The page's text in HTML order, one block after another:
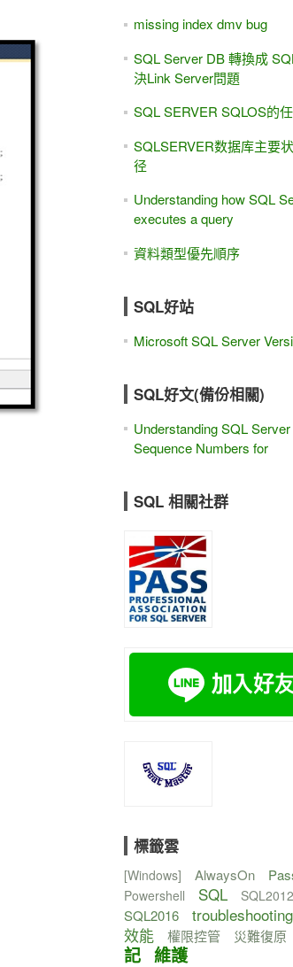
missing index dmv bug
SQL Server DB 轉換成
決Link Server問題
SQL SERVER SQLOS的
SQLSERVER数据库主要
径
Understanding how SQL
executes a query
資料類型優先順序
SQL好站
Microsoft SQL Server
SQL好文(備份相關)
Understanding SQL
Sequence Numbers for
SQL 相關社群
標籤雲
[Windows] AlwaysOn
Powershell SQL SQL2012
SQL2016
troubleshooting
效能
權限控管 災難復原
記 維護